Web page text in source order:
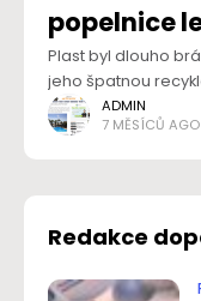
popelnice
Plast byl dlouho
jeho špatnou
hmotě nějaký ten
recyklovatelné stejně
ADMIN
7 MĚSÍCŮ AGO
Redakce